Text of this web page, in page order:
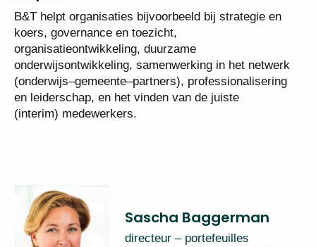
B&T helpt organisaties bijvoorbeeld bij strategie en
koers, governance en toezicht,
organisatieontwikkeling, duurzame
onderwijsontwikkeling, samenwerking in het netwerk
(onderwijs–gemeente–partners), professionalisering
en leiderschap, en het vinden van de juiste
(interim) medewerkers.
Sascha Baggerman
directeur – portefeuilles